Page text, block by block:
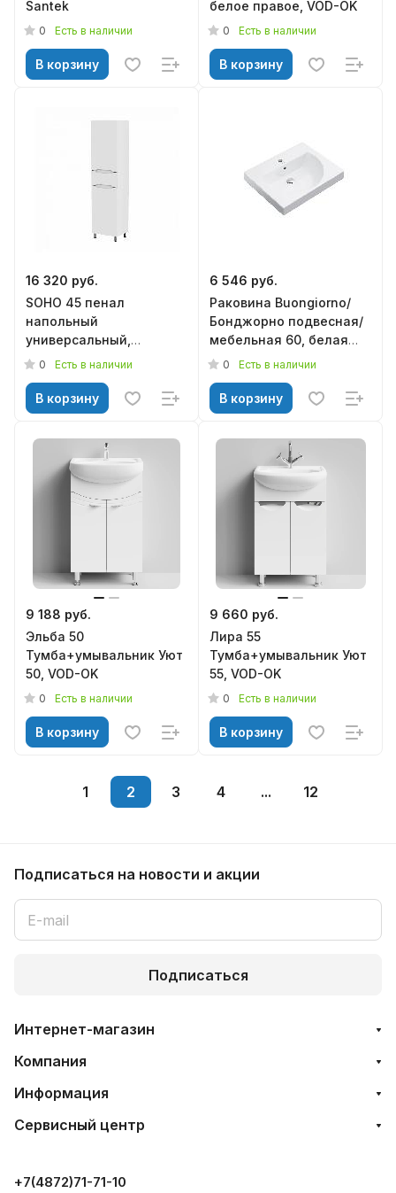
Santek
0 Есть в наличии
В корзину
белое правое, VOD-OK
0 Есть в наличии
В корзину
16 320 руб.
SOHO 45 пенал
напольный
универсальный,
MIRSANT
0 Есть в наличии
В корзину
6 546 руб.
Раковина Buongiorno/
Бонджорно подвесная/
мебельная 60, белая
глянцевая, KERAMA
0 Есть в наличии
В корзину
9 188 руб.
Эльба 50
Тумба+умывальник Уют
50, VOD-OK
0 Есть в наличии
В корзину
9 660 руб.
Лира 55
Тумба+умывальник Уют
55, VOD-OK
0 Есть в наличии
В корзину
1 2 3 4 ... 12
Подписаться на новости и акции
Подписаться
Интернет-магазин
Компания
Информация
Сервисный центр
+7(4872)71-71-10